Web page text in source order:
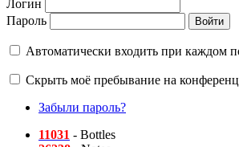
Логин
Пароль
Автоматически входить при каждом
Скрыть моё пребывание на
Забыли пароль?
11031 - Bottles